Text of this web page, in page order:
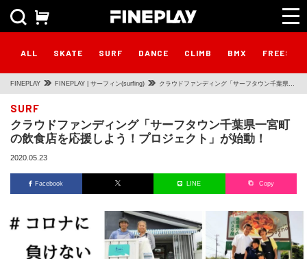
ALL SKATE SURF DANCE CLIMB BMX
FINEPLAY FINEPLAY | サーフィン(surfing) クラウドファンディング「サーフタウン千葉県一
動！
SURF
クラウドファンディング「サーフタウン千葉県一宮町
の飲食店を応援しよう！プロジェクト」が始動！
2020.05.23
Facebook LINE Copy